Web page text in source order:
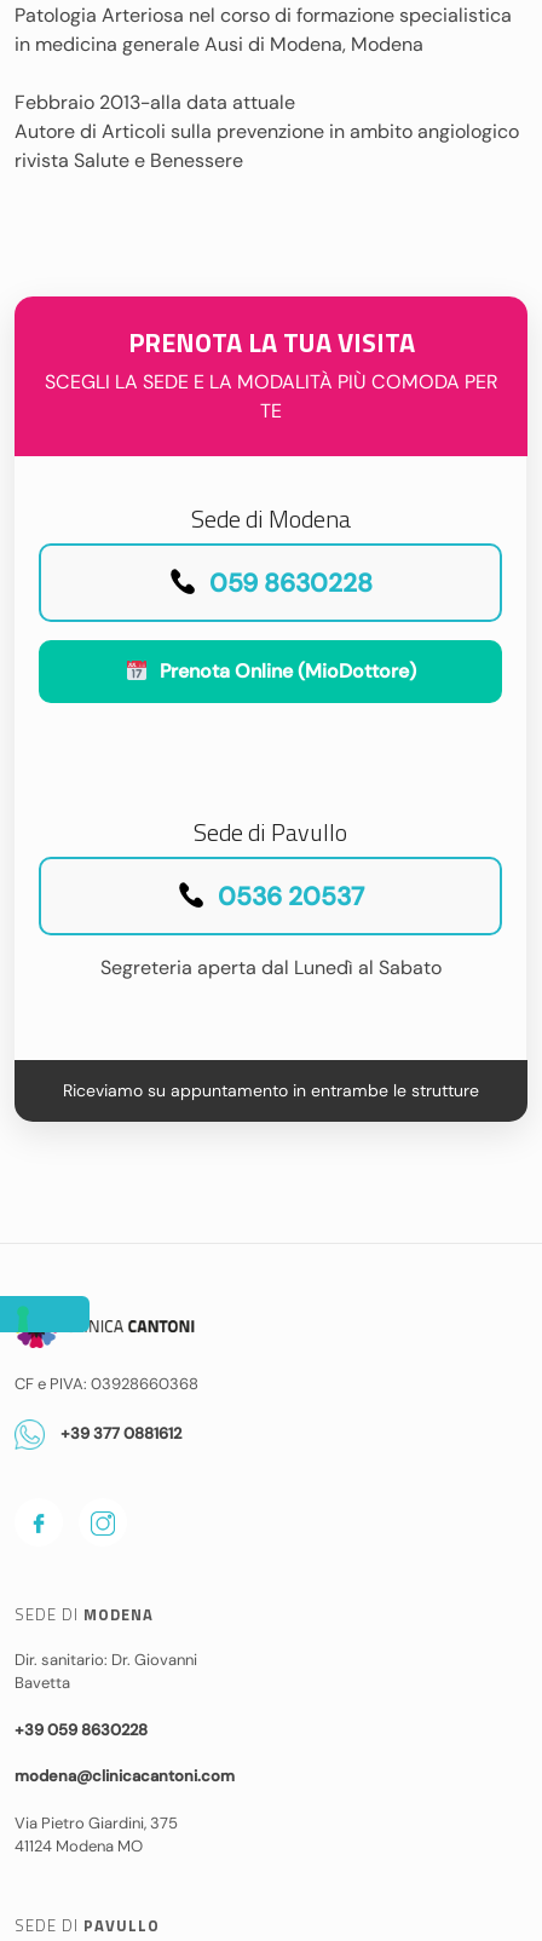
Patologia Arteriosa nel corso di formazione specialistica
in medicina generale Ausi di Modena, Modena
Febbraio 2013-alla data attuale
Autore di Articoli sulla prevenzione in ambito angiologico
rivista Salute e Benessere
PRENOTA LA TUA VISITA
SCEGLI LA SEDE E LA MODALITÀ PIÙ COMODA PER
TE
Sede di Modena
059 8630228
Prenota Online (MioDottore)
Sede di Pavullo
0536 20537
Segreteria aperta dal Lunedì al Sabato
Riceviamo su appuntamento in entrambe le strutture
CF e PIVA: 03928660368
+39 377 0881612
SEDE DI MODENA
Dir. sanitario: Dr. Giovanni
Bavetta
+39 059 8630228
modena@clinicacantoni.com
Via Pietro Giardini, 375
41124 Modena MO
SEDE DI PAVULLO